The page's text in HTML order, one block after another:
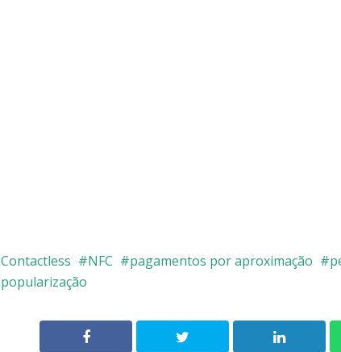
Contactless NFC pagamentos por aproximação
popularização